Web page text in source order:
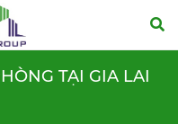
TẠI GIA LAI